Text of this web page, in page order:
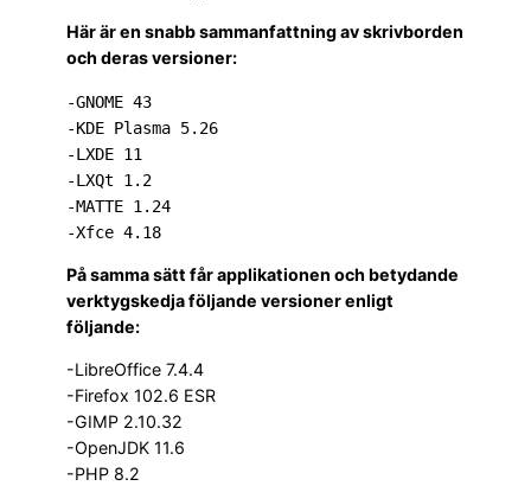
Här är en snabb sammanfattning av skrivborden
och deras versioner:
-GNOME 43
-KDE Plasma 5.26
-LXDE 11
-LXQt 1.2
-MATTE 1.24
-Xfce 4.18
På samma sätt får applikationen och betydande
verktygskedja följande versioner enligt
följande:
-LibreOffice 7.4.4
-Firefox 102.6 ESR
-GIMP 2.10.32
-OpenJDK 11.6
-PHP 8.2